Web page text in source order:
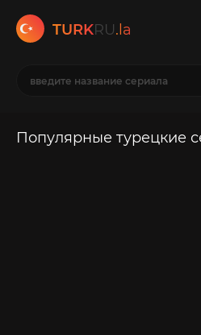
TURKRU.la
Популярные турецкие